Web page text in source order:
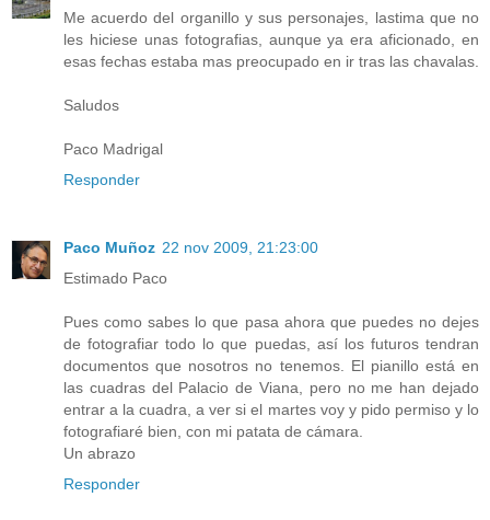
Me acuerdo del organillo y sus personajes, lastima que no
les hiciese unas fotografias, aunque ya era aficionado, en
esas fechas estaba mas preocupado en ir tras las chavalas.
Saludos
Paco Madrigal
Responder
Paco Muñoz 22 nov 2009, 21:23:00
Estimado Paco
Pues como sabes lo que pasa ahora que puedes no dejes
de fotografiar todo lo que puedas, así los futuros tendran
documentos que nosotros no tenemos. El pianillo está en
las cuadras del Palacio de Viana, pero no me han dejado
entrar a la cuadra, a ver si el martes voy y pido permiso y lo
fotografiaré bien, con mi patata de cámara.
Un abrazo
Responder